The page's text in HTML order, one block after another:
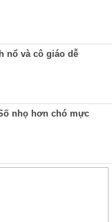
nổ và cô giáo dễ
nhọ hơn chó mực